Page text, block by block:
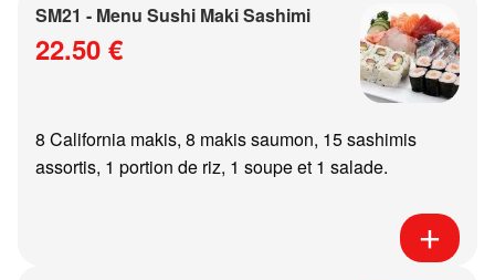
SM21 - Menu Sushi Maki Sashimi
22.50 €
8 California makis, 8 makis saumon, 15 sashimis
assortis, 1 portion de riz, 1 soupe et 1 salade.